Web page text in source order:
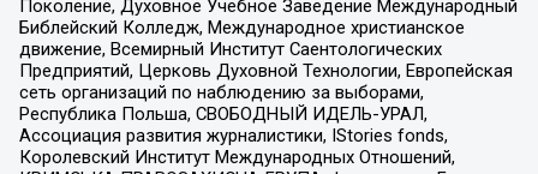
Поколение, Духовное Учебное Заведение Международный
Библейский Колледж, Международное христианское
движение, Всемирный Институт Саентологических
Предприятий, Церковь Духовной Технологии, Европейская
сеть организаций по наблюдению за выборами,
Республика Польша, СВОБОДНЫЙ ИДЕЛЬ-УРАЛ,
Ассоциация развития журналистики, IStories fonds,
Королевский Институт Международных Отношений,